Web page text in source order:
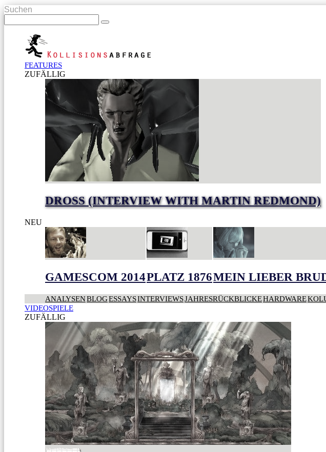
Suchen
FEATURES
ZUFÄLLIG
DROSS (INTERVIEW WITH MARTIN REDMOND)
NEU
GAMESCOM 2014PLATZ 1876MEIN LIEBER
ANALYSENBLOGESSAYSINTERVIEWSJAHRESRÜCKBLICKEHARDWARE
VIDEOSPIELE
ZUFÄLLIG